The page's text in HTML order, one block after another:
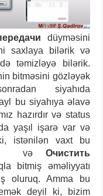
düyməsini
saxlaya bilərik və
təmizləyə bilərik.
bitməsini gözləyək
siyahıda
bu siyahıya əlavə
hazırdır və status
yaşıl işarə var və
istənilən vaxt bu
və Очистить
bitmiş əməliyyatı
oluruq. Amma bu
deyil ki, bizim